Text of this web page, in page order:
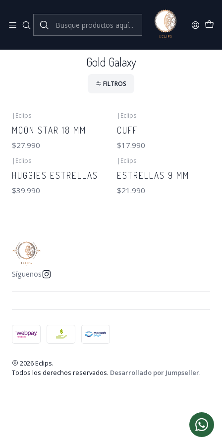
Inicio Gold Galaxy
Gold Galaxy
FILTROS
| Eclips
MOON STAR 18 MM
$27.990
| Eclips
CUFF
$17.990
| Eclips
HUGGIES ESTRELLAS
$39.990
| Eclips
ESTRELLAS 9 MM
$21.990
Síguenos
2026 Eclips.
Todos los derechos reservados. Desarrollado por Jumpseller.